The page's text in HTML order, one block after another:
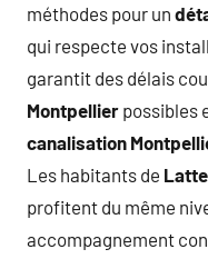
méthodes pour un
qui respecte vos
garantit des délais
Montpellier possibles
canalisation
Les habitants de
profitent du même
accompagnement